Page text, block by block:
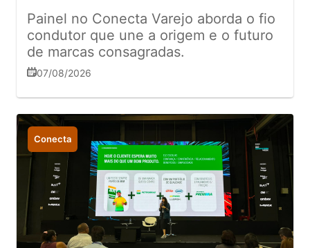
Painel no Conecta Varejo aborda o fio
condutor que une a origem e o futuro
de marcas consagradas.
07/08/2026
Conecta